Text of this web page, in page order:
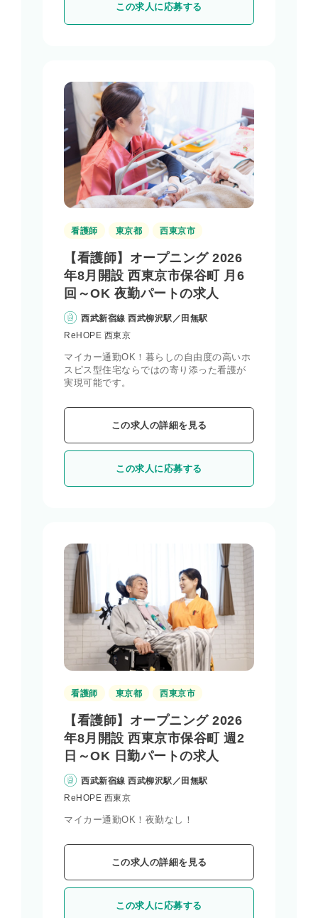
この求人に応募する
看護師 東京都 西東京市
【看護師】オープニング 2026
年8月開設 西東京市保谷町 月6
回～OK 夜勤パートの求人
西武新宿線 西武柳沢駅／田無駅
ReHOPE 西東京
マイカー通勤OK！暮らしの自由度の高いホ
スピス型住宅ならではの寄り添った看護が
実現可能です。
この求人の詳細を見る
この求人に応募する
看護師 東京都 西東京市
【看護師】オープニング 2026
年8月開設 西東京市保谷町 週2
日～OK 日勤パートの求人
西武新宿線 西武柳沢駅／田無駅
ReHOPE 西東京
マイカー通勤OK！夜勤なし！
この求人の詳細を見る
この求人に応募する